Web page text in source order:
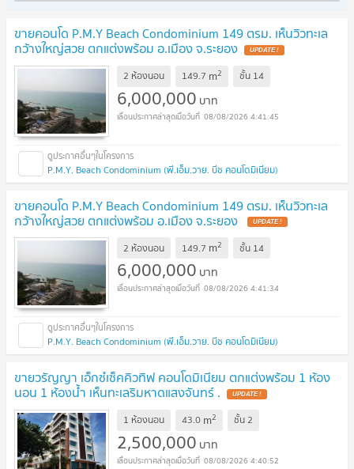
ขายคอนโด P.M.Y Beach Condominium 149 ตรม. เห็นวิวทะเล
กว้างใหญ่สวย ตกแต่งพร้อม อ.เมือง จ.ระยอง UPDATE !
2 ห้องนอน 149.7 m2 ชั้น 14
6,000,000 บาท
08/08/2026 4:41:45
P.M.Y. Beach Condominium (พี.เอ็ม.วาย. บีช คอนโดมิเนียม)
ขายคอนโด P.M.Y Beach Condominium 149 ตรม. เห็นวิวทะเล
กว้างใหญ่สวย ตกแต่งพร้อม อ.เมือง จ.ระยอง UPDATE !
2 ห้องนอน 149.7 m2 ชั้น 14
6,000,000 บาท
08/08/2026 4:41:34
P.M.Y. Beach Condominium (พี.เอ็ม.วาย. บีช คอนโดมิเนียม)
ขายวรัญญา เอ็กซํเซ็คคิวทิฟ คอนโดมิเนียม ตกแต่งพร้อม 1 ห้อง
นอน 1 ห้องน้ำ เห็นทะเลริมหาดแสงจันทร์ . UPDATE !
1 ห้องนอน 43.0 m2 ชั้น2
2,500,000 บาท
08/08/2026 4:40:52